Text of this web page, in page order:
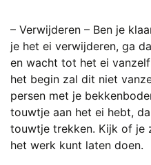
– Verwijderen – Ben je
je het ei verwijderen, ga
en wacht tot het ei
het begin zal dit niet
persen met je
touwtje aan het ei hebt,
touwtje trekken. Kijk of je
het werk kunt laten doen.